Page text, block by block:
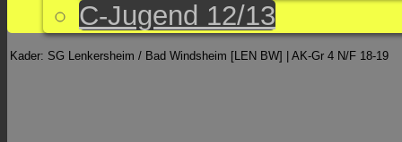
C-Jugend 12/13
Kader: SG Lenkersheim / Bad Windsheim [LEN BW] | AK-Gr 4 N/F 18-19